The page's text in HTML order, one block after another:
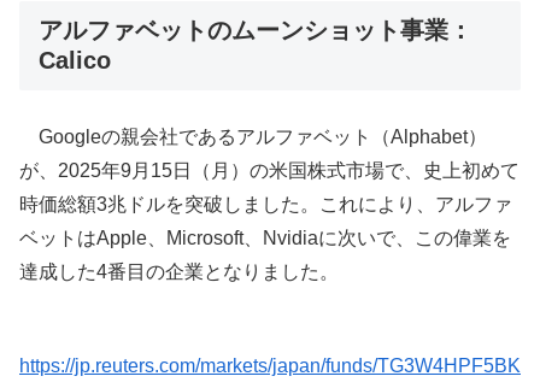
アルファベットのムーンショット事業：
Calico
Googleの親会社であるアルファベット（Alphabet）
が、2025年9月15日（月）の米国株式市場で、史上初めて
時価総額3兆ドルを突破しました。これにより、アルファ
ベットはApple、Microsoft、Nvidiaに次いで、この偉業を
達成した4番目の企業となりました。
https://jp.reuters.com/markets/japan/funds/TG3W4HPF5BK